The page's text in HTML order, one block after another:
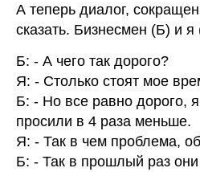
А теперь диалог,
сказать. Бизнесмен (Б) и я
Б: - А чего так дорого?
Я: - Столько стоят мое
Б: - Но все равно дорого,
просили в 4 раза меньше.
Я: - Так в чем проблема,
Б: - Так в прошлый раз